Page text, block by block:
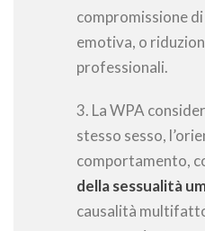
compromissione
emotiva, o
professionali.
3. La WPA
stesso sesso,
comportamento,
della sessualità
causalità